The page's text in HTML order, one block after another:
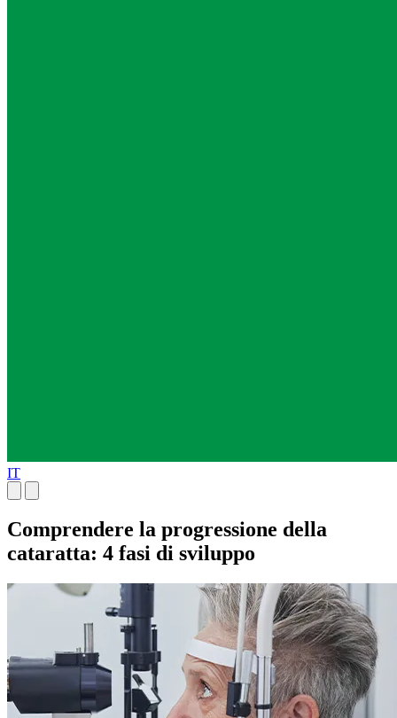
IT
Comprendere la progressione della
cataratta: 4 fasi di sviluppo